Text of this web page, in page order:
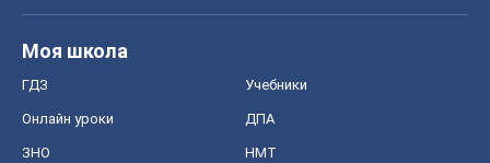
Моя школа
ГДЗ Учебники
Онлайн уроки ДПА
ЗНО НМТ